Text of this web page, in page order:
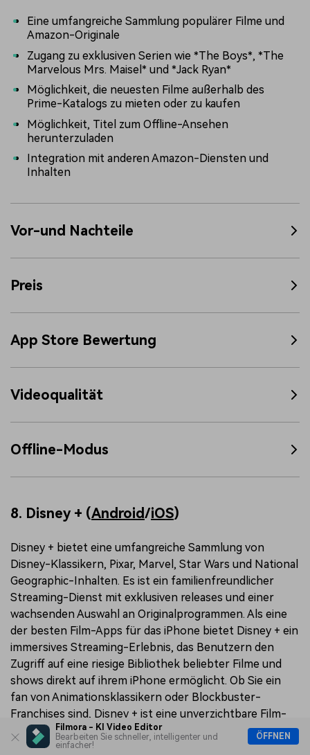
Filmora - KI Video Editor
Bearbeiten Sie schneller, intelligenter und
einfacher!
ÖFFNEN
Eine umfangreiche Sammlung populärer Filme und
Amazon-Originale
Zugang zu exklusiven Serien wie *The Boys*, *The
Marvelous Mrs. Maisel* und *Jack Ryan*
Möglichkeit, die neuesten Filme außerhalb des
Prime-Katalogs zu mieten oder zu kaufen
Möglichkeit, Titel zum Offline-Ansehen
herunterzuladen
Integration mit anderen Amazon-Diensten und
Inhalten
Vor-und Nachteile
Preis
App Store Bewertung
Videoqualität
Offline-Modus
8. Disney + (Android/iOS)
Disney + bietet eine umfangreiche Sammlung von
Disney-Klassikern, Pixar, Marvel, Star Wars und National
Geographic-Inhalten. Es ist ein familienfreundlicher
Streaming-Dienst mit exklusiven releases und einer
wachsenden Auswahl an Originalprogrammen. Als eine
der besten Film-Apps für das iPhone bietet Disney + ein
immersives Streaming-Erlebnis, das Benutzern den
Zugriff auf eine riesige Bibliothek beliebter Filme und
shows direkt auf ihrem iPhone ermöglicht. Ob Sie ein
fan von Animationsklassikern oder Blockbuster-
Franchises sind, Disney + ist eine unverzichtbare Film-
App für iPhone-Nutzer, die auf der Suche nach
hochwertiger, familienorientierter Unterhaltung sind.